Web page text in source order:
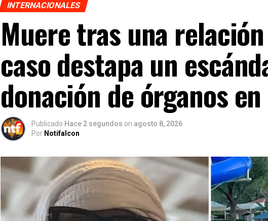
INTERNACIONALES
Muere tras una
caso destapa un
donación de órganos en
Publicado Hace 2 segundos on agosto 8, 2026
Por Notifalcon